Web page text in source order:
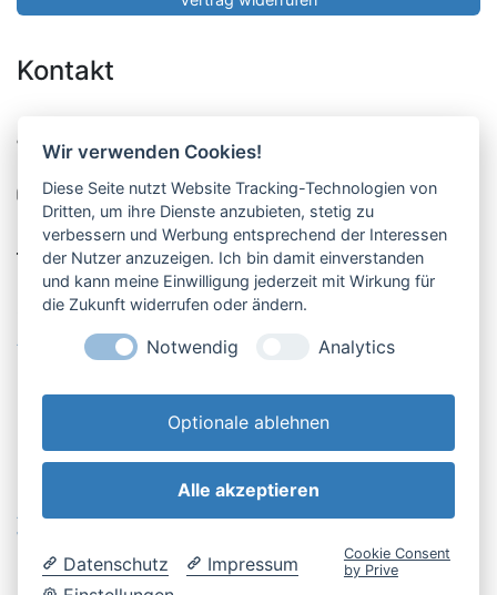
Kontakt
Pucher Straße 10, Fürstenfeldbruck
08141-12269
shop@englschalk.de
Öffnungszeiten
Anfahrt & Kontakt
Retouren-Portal
AGB & Kundeninfo
Widerrufsbelehrung
Datenschutzerklärung
Wir verwenden Cookies!
Diese Seite nutzt Website Tracking-Technologien von
Dritten, um ihre Dienste anzubieten, stetig zu
verbessern und Werbung entsprechend der Interessen
der Nutzer anzuzeigen. Ich bin damit einverstanden
und kann meine Einwilligung jederzeit mit Wirkung für
die Zukunft widerrufen oder ändern.
Notwendig Analytics
Optionale ablehnen
Alle akzeptieren
Datenschutz
Impressum
Cookie Consent
by Prive